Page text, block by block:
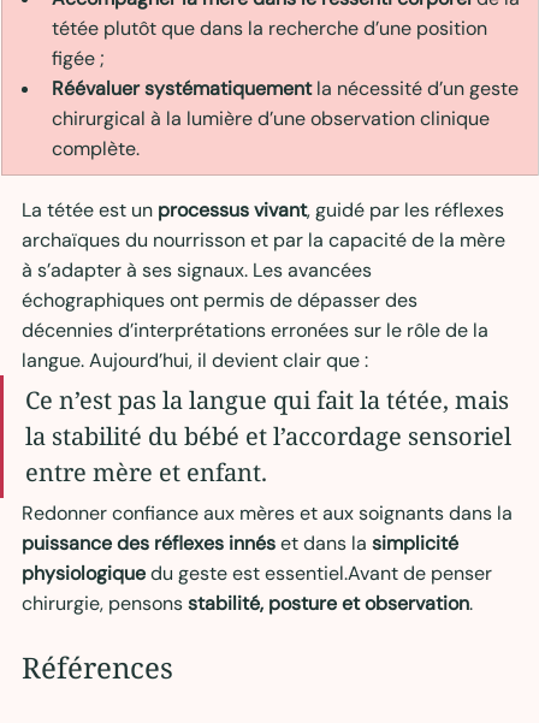
tétée plutôt que dans la recherche d’une position
figée ;
Réévaluer systématiquement la nécessité d’un geste
chirurgical à la lumière d’une observation clinique
complète.
La tétée est un processus vivant, guidé par les réflexes
archaïques du nourrisson et par la capacité de la mère
à s’adapter à ses signaux. Les avancées
échographiques ont permis de dépasser des
décennies d’interprétations erronées sur le rôle de la
langue. Aujourd’hui, il devient clair que :
Ce n’est pas la langue qui fait la tétée, mais
la stabilité du bébé et l’accordage sensoriel
entre mère et enfant.
Redonner confiance aux mères et aux soignants dans la
puissance des réflexes innés et dans la simplicité
physiologique du geste est essentiel.Avant de penser
chirurgie, pensons stabilité, posture et observation.
Références